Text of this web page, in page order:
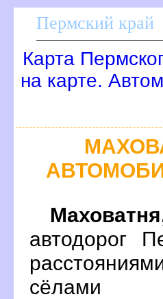
Пермский край
Карта
на карте.
автодорог
сёлами